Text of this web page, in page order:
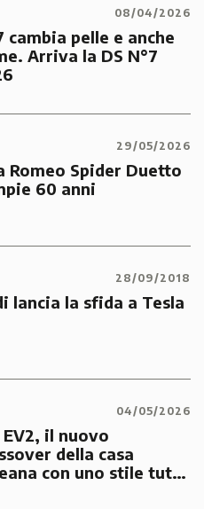
08/04/2026
cambia pelle e anche
Arriva la DS N°7
29/05/2026
Romeo Spider Duetto
60 anni
28/09/2018
lancia la sfida a Tesla
04/05/2026
EV2, il nuovo
della casa
con uno stile tutto